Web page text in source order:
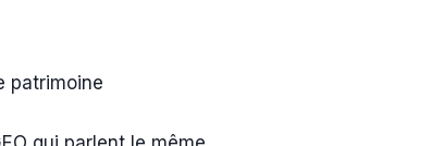
patrimoine